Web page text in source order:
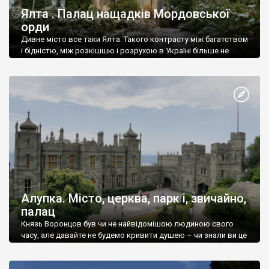
Ялта . Палац нащадків Мордовської
орди
Дивне місто все таки Ялта. Такого контрасту між багатством
і бідністю, між розкішшю і розрухою в Україні більше не
Алупка. Місто, церква, парк і, звичайно,
палац
Князь Воронцов був чи не найвідомішою людиною свого
часу, але давайте не будемо кривити душею – чи знали ви це